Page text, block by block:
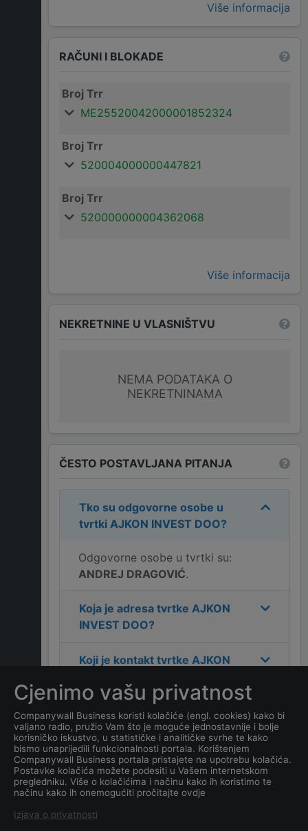
Više informacija
RAČUNI I BLOKADE
Broj Trr
ME25520042000001852324
Broj Trr
520004000000447821
Broj Trr
520000000004362068
Više informacija
NEKRETNINE U VLASNIŠTVU
NEMA PODATAKA O
NEKRETNINAMA
ČESTO POSTAVLJANA PITANJA
Tko su odgovorne osobe u
tvrtki AJKON INVEST DOO?
Odgovorne osobe u tvrtki su:
ANDREJ DRAGOVIĆ.
Koja je adresa tvrtke AJKON
INVEST DOO?
Koji je kontakt tvrtke AJKON
Koliko ima zaposlenih
kompanijaAJKON INVEST
DOO?
Koji je datum osnivanja
tvrtkeAJKON INVEST DOO
Cjenimo vašu privatnost
Companywall Business koristi kolačiće (engl. cookies) kako bi
valjano radio, pružio Vam što je moguće jednostavnije i bolje
korisničko iskustvo, u statističke i analitičke svrhe te kako
bismo unaprijedili funkcionalnosti portala. Korištenjem
Companywall Business portala pristajete na upotrebu kolačića.
Postavke kolačića možete podesiti u Vašem internetskom
pregledniku. Više o kolačićima i načinu kako ih koristimo te
načinu kako ih onemogućiti pročitajte ovdje
Izjava o privatnosti